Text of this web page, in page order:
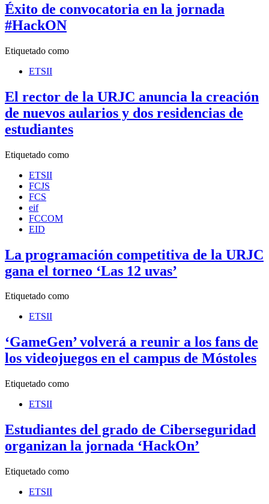
Éxito de convocatoria en la jornada
#HackON
Etiquetado como
ETSII
El rector de la URJC anuncia la creación
de nuevos aularios y dos residencias de
estudiantes
Etiquetado como
ETSII
FCJS
FCS
eif
FCCOM
EID
La programación competitiva de la URJC
gana el torneo ‘Las 12 uvas’
Etiquetado como
ETSII
‘GameGen’ volverá a reunir a los fans de
los videojuegos en el campus de Móstoles
Etiquetado como
ETSII
Estudiantes del grado de Ciberseguridad
organizan la jornada ‘HackOn’
Etiquetado como
ETSII